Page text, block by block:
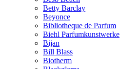
Betty Barclay
Beyonce
Bibliotheque de Parfum
Biehl Parfumkunstwerke
Bijan
Bill Blass
Biotherm